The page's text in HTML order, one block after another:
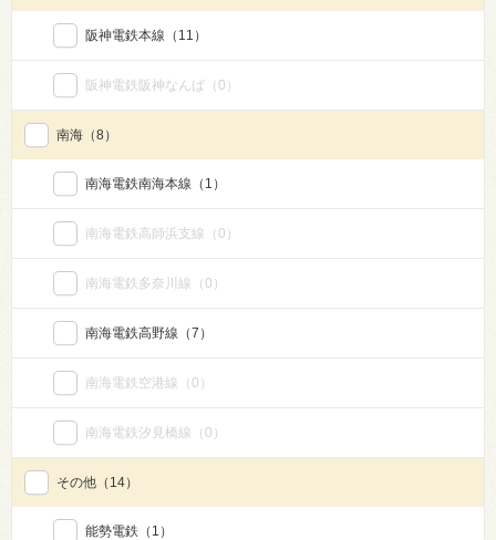
阪神電鉄本線 （11）
阪神電鉄阪神なんば （0）
南海 （8）
南海電鉄南海本線 （1）
南海電鉄高師浜支線 （0）
南海電鉄多奈川線 （0）
南海電鉄高野線 （7）
南海電鉄空港線 （0）
南海電鉄汐見橋線 （0）
その他 （14）
能勢電鉄 （1）